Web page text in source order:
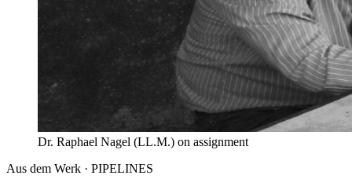
Dr. Raphael Nagel (LL.M.) on assignment
Aus dem Werk · PIPELINES